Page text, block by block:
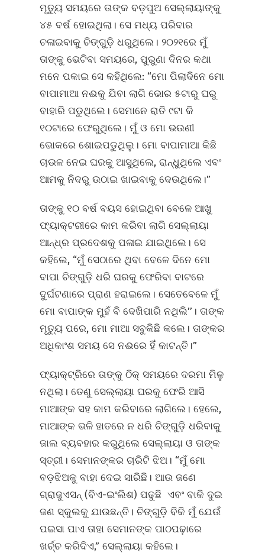
ମୃତ୍ୟୁ ସମୟରେ ତାଙ୍କ ବଡ଼ପୁଅ ସେଲ୍ଲାୟାଙ୍କୁ
୪୫ ବର୍ଷ ହୋଇଥିଲା। ସେ ମଧ୍ୟ ପରିବାର
ଚଳାଇବାକୁ ଚିଙ୍ଗୁଡ଼ି ଧରୁଥିଲେ। ୨୦୨୧ରେ ମୁଁ
ତାଙ୍କୁ ଭେଟିବା ସମୟରେ, ପୁରୁଣା ଦିନର କଥା
ମନେ ପକାଇ ସେ କହିଥିଲେ: “ମୋ ପିଲାଦିନେ ମୋ
ବାପାମାଆ ନଈକୁ ଯିବା ଲାଗି ଭୋର ୫ଟାରୁ ଘରୁ
ବାହାରି ପଡୁଥିଲେ। ସେମାନେ ରାତି ୯ଟା କି
୧୦ଟାରେ ଫେରୁଥିଲେ। ମୁଁ ଓ ମୋ ଭଉଣୀ
ଭୋକରେ ଶୋଇପଡୁଥିଲୁ। ମୋ ବାପାମାଆ କିଛି
ଚାଉଳ ନେଇ ଘରକୁ ଆସୁଥିଲେ, ରାନ୍ଧୁଥିଲେ ଏବଂ
ଆମକୁ ନିଦରୁ ଉଠାଇ ଖାଇବାକୁ ଦେଉଥିଲେ।”
ତାଙ୍କୁ ୧୦ ବର୍ଷ ବୟସ ହୋଇଥିବା ବେଳେ ଆଖୁ
ଫ୍ୟାକ୍‌ଟରୀରେ କାମ କରିବା ଲାଗି ସେଲ୍ଲାୟା
ଆନ୍ଧ୍ର ପ୍ରଦେଶକୁ ପଳାଇ ଯାଇଥିଲେ। ସେ
କହିଲେ, “ମୁଁ ସେଠାରେ ଥିବା ବେଳେ ଦିନେ ମୋ
ବାପା ଚିଙ୍ଗୁଡ଼ି ଧରି ଘରକୁ ଫେରିବା ବାଟରେ
ଦୁର୍ଘଟଣାରେ ପ୍ରାଣ ହରାଇଲେ। ସେତେବେଳେ ମୁଁ
ମୋ ବାପାଙ୍କ ମୁହଁ ବି ଦେଖିପାରି ନଥିଲି’’। ତାଙ୍କ
ମୃତ୍ୟୁ ପରେ, ମୋ ମାଆ ସବୁକିଛି କଲେ। ତାଙ୍କର
ଅଧିକାଂଶ ସମୟ ସେ ନଈରେ ହିଁ କାଟନ୍ତି।”
ଫ୍ୟାକ୍ଟ୍ରିରେ ତାଙ୍କୁ ଠିକ୍‌ ସମୟରେ ଦରମା ମିଳୁ
ନଥିଲା। ତେଣୁ ସେଲ୍ଲାୟା ଘରକୁ ଫେରି ଆସି
ମାଆଙ୍କ ସହ କାମ କରିବାରେ ଲାଗିଲେ। ହେଲେ,
ମାଆଙ୍କ ଭଳି ହାତରେ ନ ଧରି ଚିଙ୍ଗୁଡ଼ି ଧରିବାକୁ
ଜାଲ ବ୍ୟବହାର କରୁଥିଲେ ସେଲ୍ଲାୟା ଓ ତାଙ୍କ
ସ୍ତ୍ରୀ। ସେମାନଙ୍କର ଚାରିଟି ଝିଅ। “ମୁଁ ମୋ
ବଡ଼ଝିଅକୁ ବାହା ଦେଇ ସାରିଛି। ଆଉ ଜଣେ
ଗ୍ରାଜୁଏସନ୍‌ (ବିଏ-ଇଂଲିଶ) ପଢୁଛି ଏବଂ ବାକି ଦୁଇ
ଜଣ ସ୍କୁଲକୁ ଯାଉଛନ୍ତି। ଚିଙ୍ଗୁଡ଼ି ବିକି ମୁଁ ଯେଉଁ
ପଇସା ପାଏ ତାହା ସେମାନଙ୍କ ପାଠପଢ଼ାରେ
ଖର୍ଚ୍ଚ କରିଦିଏ,” ସେଲ୍ଲାୟା କହିଲେ।